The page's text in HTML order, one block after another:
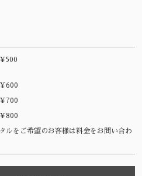
¥500
¥600
¥700
¥800
ルをご希望のお客様は料金をお問い合わ